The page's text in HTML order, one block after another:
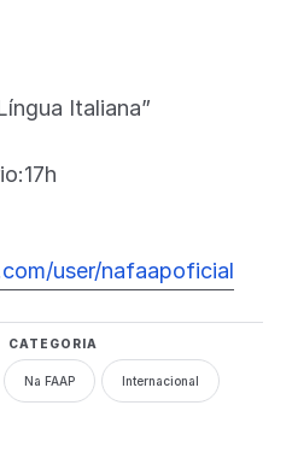
Italiana”
user/nafaapoficial
CATEGORIA
Na FAAP Internacional